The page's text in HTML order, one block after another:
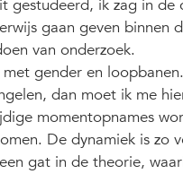
ik zag in de
gaan geven binnen
van onderzoek.
gender en
dan moet ik me
momentopnames
De dynamiek is zo
gat in de theorie,